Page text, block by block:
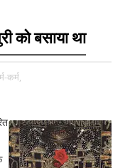
को बसाया था
कर्म,